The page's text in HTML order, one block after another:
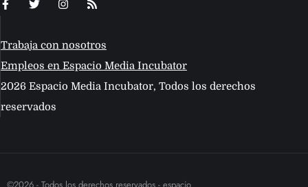
Trabaja con nosotros
Empleos en Espacio Media Incubator
2026 Espacio Media Incubator, Todos los derechos
reservados